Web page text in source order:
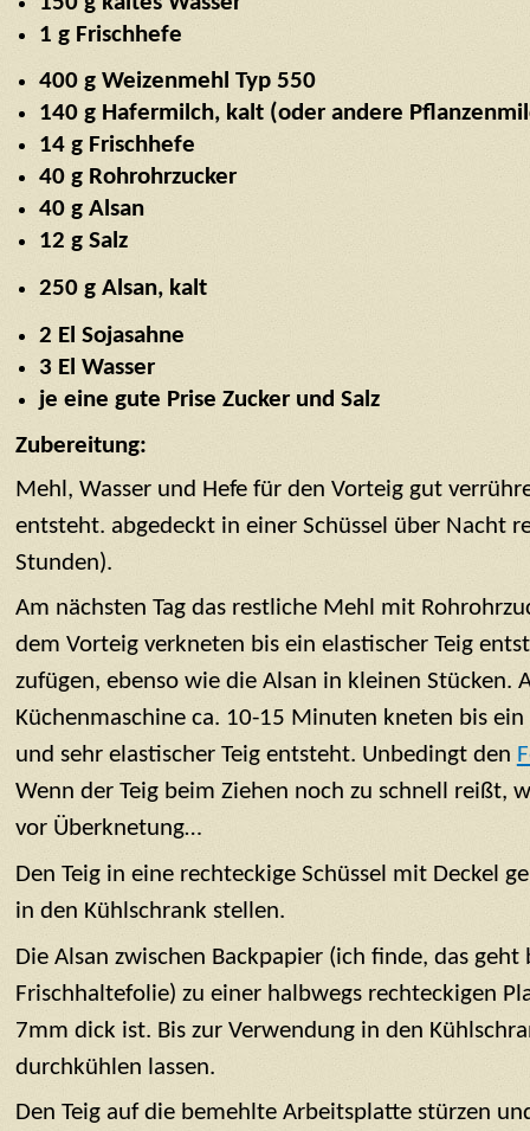
1 g Frischhefe
400 g Weizenmehl Typ 550
140 g Hafermilch, kalt (oder andere
14 g Frischhefe
40 g Rohrohrzucker
40 g Alsan
12 g Salz
250 g Alsan, kalt
2 El Sojasahne
3 El Wasser
je eine gute Prise Zucker und Salz
Zubereitung:
Mehl, Wasser und Hefe für den Vorteig gut
entsteht. abgedeckt in einer Schüssel über Nacht
Stunden).
Am nächsten Tag das restliche Mehl mit
dem Vorteig verkneten bis ein elastischer Teig
zufügen, ebenso wie die Alsan in kleinen Stücken.
Küchenmaschine ca. 10-15 Minuten kneten bis
und sehr elastischer Teig entsteht. Unbedingt den
Wenn der Teig beim Ziehen noch zu schnell reißt,
vor Überknetung…
Den Teig in eine rechteckige Schüssel mit Deckel
in den Kühlschrank stellen.
Die Alsan zwischen Backpapier (ich finde, das geht
Frischhaltefolie) zu einer halbwegs rechteckigen
7mm dick ist. Bis zur Verwendung in den
durchkühlen lassen.
Den Teig auf die bemehlte Arbeitsplatte stürzen